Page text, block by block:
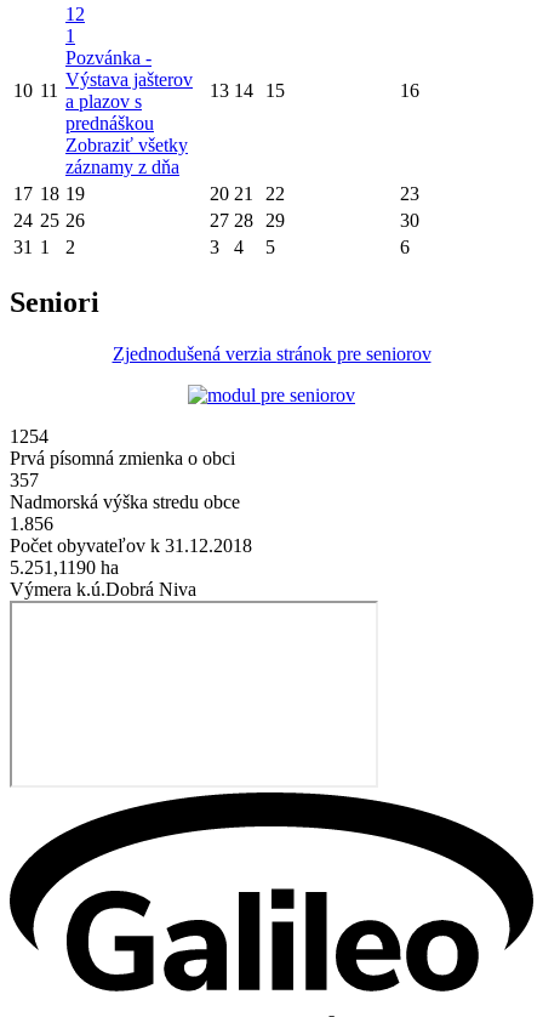
10 11
12
1
Pozvánka -
Výstava jašterov
a plazov s
prednáškou
Zobraziť všetky
záznamy z dňa
13 14 15 16
17 18 19 20 21 22
23
24 25 26 27 28 29
30
31 1 2 3 4 5 6
Seniori
Zjednodušená verzia stránok pre seniorov
1254
Prvá písomná zmienka o obci
357
Nadmorská výška stredu obce
1.856
Počet obyvateľov k 31.12.2018
5.251,1190 ha
Výmera k.ú.Dobrá Niva